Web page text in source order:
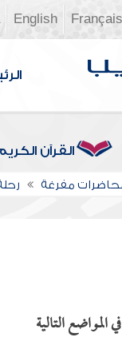
Français
English
القرآن
مفرغة
التالية